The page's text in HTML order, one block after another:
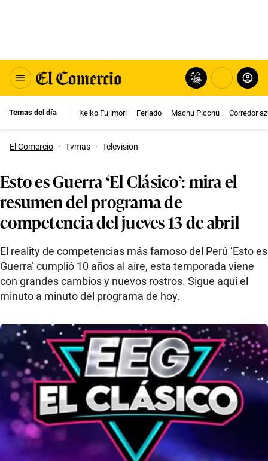
Temas del día Keiko Fujimori Feriado Machu Picchu Corredor
El Comercio · Tvmas · Television
Esto es Guerra ‘El Clásico’: mira el
resumen del programa de
competencia del jueves 13 de abril
El reality de competencias más famoso del Perú ‘Esto es
Guerra’ cumplió 10 años al aire, esta temporada viene
con grandes cambios y nuevos rostros. Sigue aquí el
minuto a minuto del programa de hoy.